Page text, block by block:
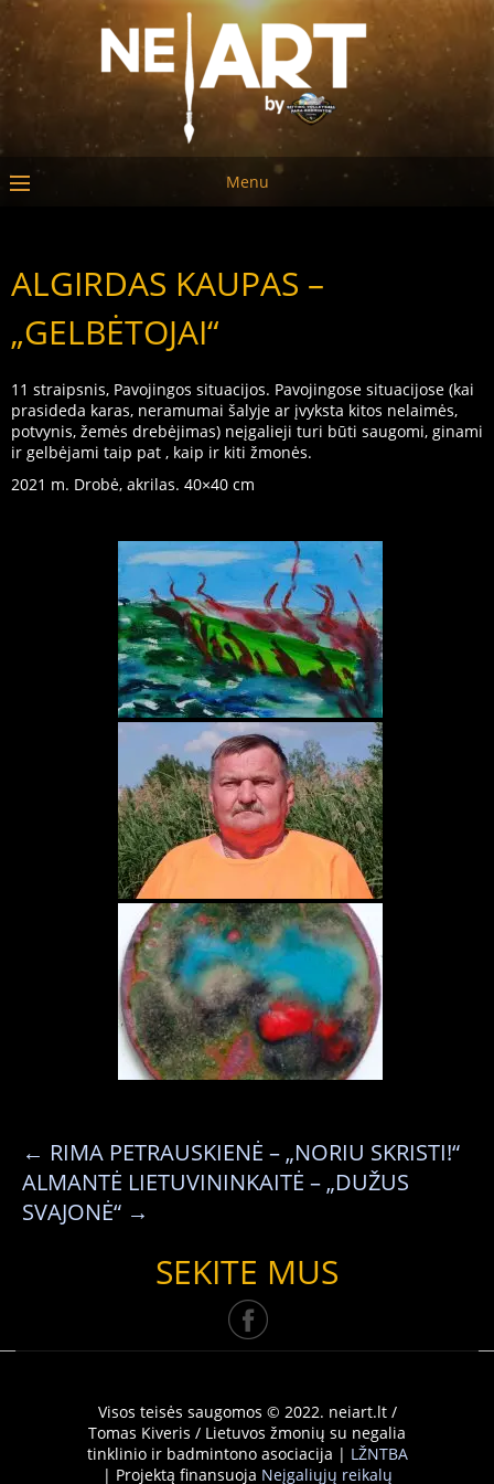
Menu
ALGIRDAS KAUPAS –
„GELBĖTOJAI“
11 straipsnis, Pavojingos situacijos. Pavojingose situacijose (kai
prasideda karas, neramumai šalyje ar įvyksta kitos nelaimės,
potvynis, žemės drebėjimas) neįgalieji turi būti saugomi, ginami
ir gelbėjami taip pat , kaip ir kiti žmonės.
2021 m. Drobė, akrilas. 40×40 cm
← RIMA PETRAUSKIENĖ – „NORIU SKRISTI!“
ALMANTĖ LIETUVININKAITĖ – „DUŽUS
SVAJONĖ“ →
SEKITE MUS
Visos teisės saugomos © 2022. neiart.lt /
Tomas Kiveris / Lietuvos žmonių su negalia
tinklinio ir badmintono asociacija | LŽNTBA
| Projektą finansuoja Neįgaliųjų reikalų